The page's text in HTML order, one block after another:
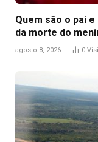
Quem são o pai
da morte do
agosto 8, 2026 0